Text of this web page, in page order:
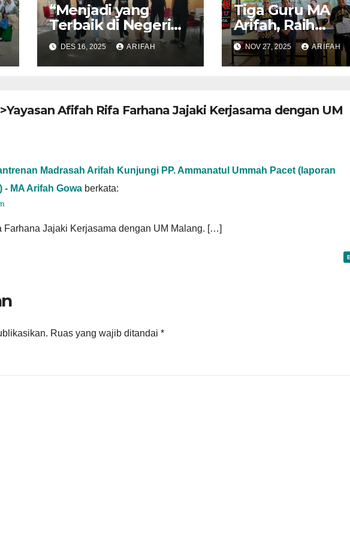
“Menjadi yang
Terbaik di Negeri
Awan: Enam Siswa
MA Arifah Gowa
Wakili Gowa di
Nasional 2025 di
DES 16, 2025 ARIFAH
Tiga Guru MA
Arifah, Raih
penghargaan di
Peringatan HGN
2025
NOV 27, 2025 ARIFAH
Afifah Rifa Farhana Jajaki Kerjasama dengan UM
Madrasah Arifah Kunjungi PP. Ammanatul Ummah Pacet (laporan
- MA Arifah Gowa berkata:
Farhana Jajaki Kerjasama dengan UM Malang. […]
Ruas yang wajib ditandai *